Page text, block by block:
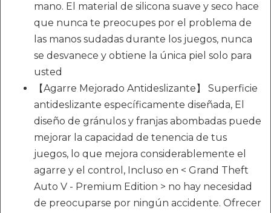
mano. El material de silicona suave y seco hace
que nunca te preocupes por el problema de
las manos sudadas durante los juegos, nunca
se desvanece y obtiene la única piel solo para
usted
【Agarre Mejorado Antideslizante】 Superficie
antideslizante específicamente diseñada, El
diseño de gránulos y franjas abombadas puede
mejorar la capacidad de tenencia de tus
juegos, lo que mejora considerablemente el
agarre y el control, Incluso en < Grand Theft
Auto V - Premium Edition > no hay necesidad
de preocuparse por ningún accidente. Ofrecer